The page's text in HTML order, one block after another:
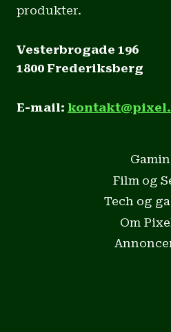
produkter.
Vesterbrogade 196
1800 Frederiksberg
E-mail:
Film og
Tech og
Om